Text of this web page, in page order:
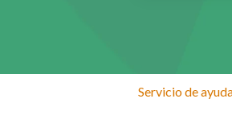
Servicio de